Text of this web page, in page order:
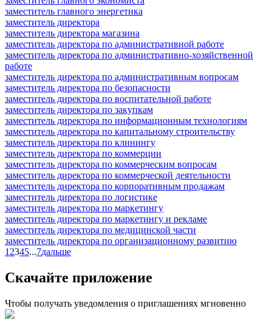
заместитель главного энергетика
заместитель директора
заместитель директора магазина
заместитель директора по административной работе
заместитель директора по административно-хозяйственной
работе
заместитель директора по административным вопросам
заместитель директора по безопасности
заместитель директора по воспитательной работе
заместитель директора по закупкам
заместитель директора по информационным технологиям
заместитель директора по капитальному строительству
заместитель директора по клинингу
заместитель директора по коммерции
заместитель директора по коммерческим вопросам
заместитель директора по коммерческой деятельности
заместитель директора по корпоративным продажам
заместитель директора по логистике
заместитель директора по маркетингу
заместитель директора по маркетингу и рекламе
заместитель директора по медицинской части
заместитель директора по организационному развитию
1 2345...7дальше
Скачайте приложение
Чтобы получать уведомления о приглашениях мгновенно